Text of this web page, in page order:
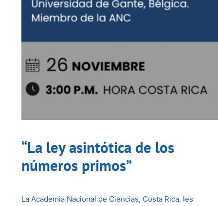
“La ley asintótica de los
números primos”
La Academia Nacional de Ciencias, Costa Rica, les